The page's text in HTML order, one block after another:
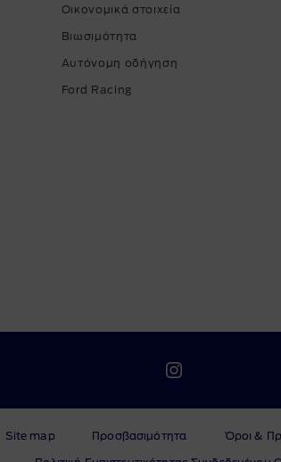
Οικονομικά στοιχεία
Βιωσιμότητα
Αυτόνομη οδήγηση
Ford Racing
Site map Προσβασιμότητα Όροι &